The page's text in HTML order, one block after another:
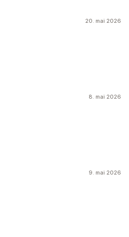
20. mai 2026
8. mai 2026
9. mai 2026